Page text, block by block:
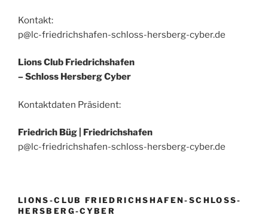
Kontakt:
p@lc-friedrichshafen-schloss-hersberg-cyber.de
Lions Club Friedrichshafen
– Schloss Hersberg Cyber
Kontaktdaten Präsident:
Friedrich Büg |
Friedrichshafen
p@lc-friedrichshafen-schloss-hersberg-cyber.de
LIONS-CLUB FRIEDRICHSHAFEN-SCHLOSS-
HERSBERG-CYBER